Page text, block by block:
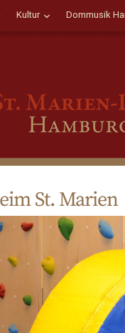
Kultur Dommusik
St. Marien